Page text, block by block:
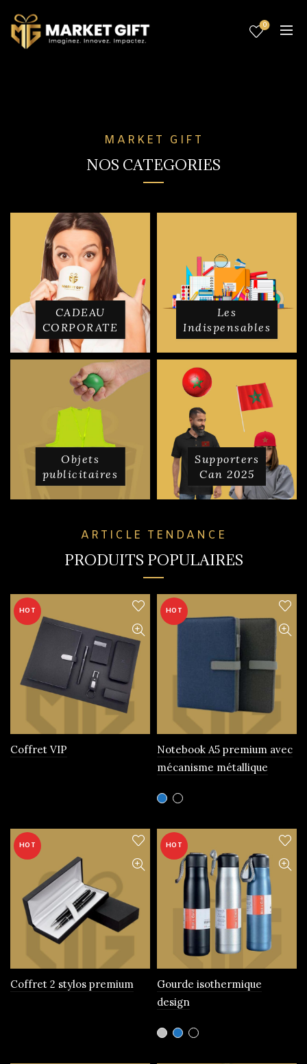
0
MARKET GIFT
NOS CATEGORIES
CADEAU
CORPORATE
Les
Indispensables
Objets
publicitaires
Supporters
Can 2025
ARTICLE TENDANCE
PRODUITS POPULAIRES
HOT
Coffret VIP
HOT
Notebook A5 premium avec
mécanisme métallique
Ce
produit
plusieurs
variations.
options
choisies
page
du
produit
HOT
Coffret 2 stylos premium
HOT
Gourde isothermique
design
Ce
produit